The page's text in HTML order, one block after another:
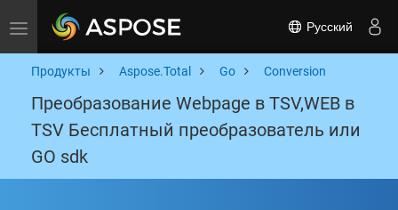
Toggle navigation Русский
Продукты Aspose.Total Go Conversion
Преобразование Webpage в TSV,WEB в
TSV Бесплатный преобразователь или
GO sdk